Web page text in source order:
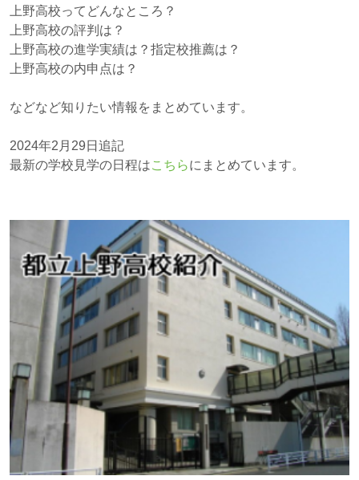
上野高校ってどんなところ？
上野高校の評判は？
上野高校の進学実績は？指定校推薦は？
上野高校の内申点は？
などなど知りたい情報をまとめています。
2024年2月29日追記
最新の学校見学の日程はこちらにまとめています。